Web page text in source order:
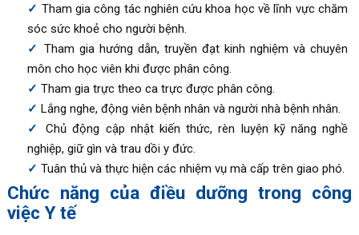
Tham gia công tác nghiên cứu khoa học về lĩnh vực chăm
sóc sức khoẻ cho người bệnh.
Tham gia hướng dẫn, truyền đạt kinh nghiệm và chuyên
môn cho học viên khi được phân công.
Tham gia trực theo ca trực được phân công.
Lắng nghe, động viên bệnh nhân và người nhà bệnh nhân.
Chủ động cập nhật kiến thức, rèn luyện kỹ năng nghề
nghiệp, giữ gìn và trau dồi y đức.
Tuân thủ và thực hiện các nhiệm vụ mà cấp trên giao phó.
Chức năng của điều dưỡng trong công
việc Y tế